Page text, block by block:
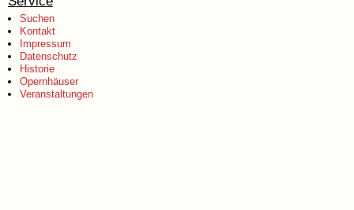
Suchen
Kontakt
Impressum
Datenschutz
Historie
Opernhäuser
Veranstaltungen